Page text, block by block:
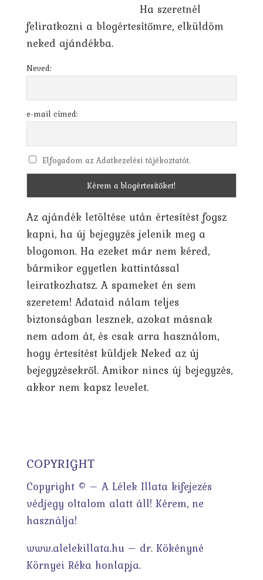
Ha szeretnél
feliratkozni a blogértesítőmre, elküldöm
neked ajándékba.
Neved:
e-mail címed:
Elfogadom az Adatkezelési tájékoztatót.
Az ajándék letöltése után értesítést fogsz
kapni, ha új bejegyzés jelenik meg a
blogomon. Ha ezeket már nem kéred,
bármikor egyetlen kattintással
leiratkozhatsz. A spameket én sem
szeretem! Adataid nálam teljes
biztonságban lesznek, azokat másnak
nem adom át, és csak arra használom,
hogy értesítést küldjek Neked az új
bejegyzésekről. Amikor nincs új bejegyzés,
akkor nem kapsz levelet.
COPYRIGHT
Copyright © – A Lélek Illata kifejezés
védjegy oltalom alatt áll! Kérem, ne
használja!
www.alelekillata.hu – dr. Kökényné
Környei Réka honlapja.